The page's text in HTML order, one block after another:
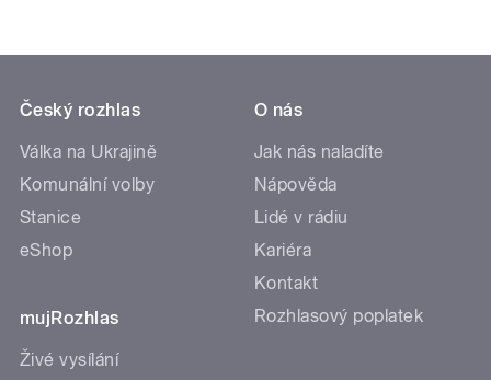
Český rozhlas
Válka na Ukrajině
Komunální volby
Stanice
eShop
mujRozhlas
Živé vysílání
O nás
Jak nás naladíte
Nápověda
Lidé v rádiu
Kariéra
Kontakt
Rozhlasový poplatek